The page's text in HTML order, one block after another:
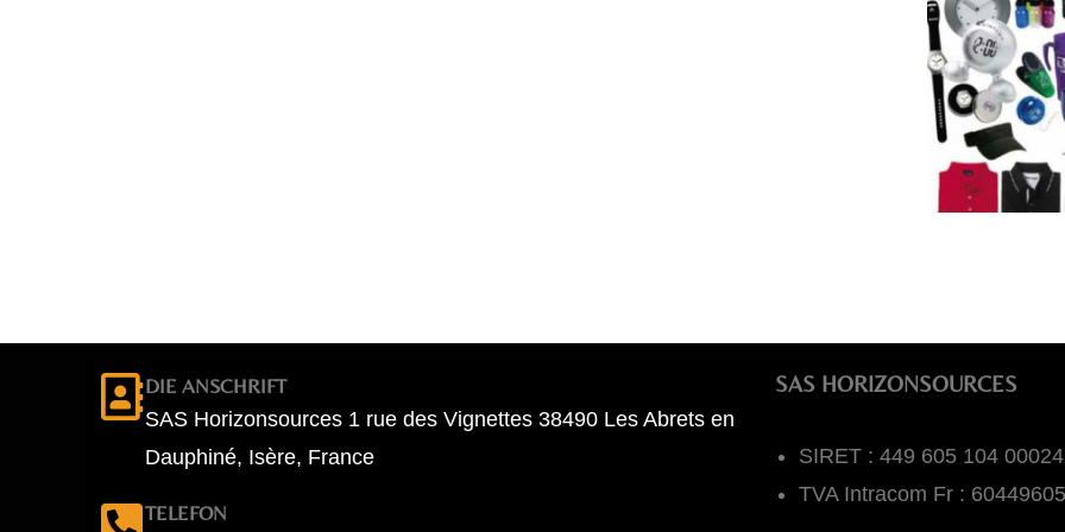
DIE ANSCHRIFT
SAS Horizonsources 1 rue des Vignettes 38490 Les Abrets en
Dauphiné, Isère, France
TELEFON
SAS HORIZONSOURCES
SIRET : 449 605 104 00024
TVA Intracom Fr :